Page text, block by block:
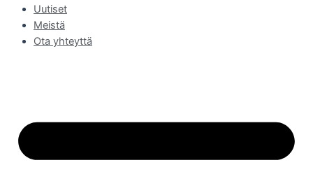
Uutiset
Meistä
Ota yhteyttä